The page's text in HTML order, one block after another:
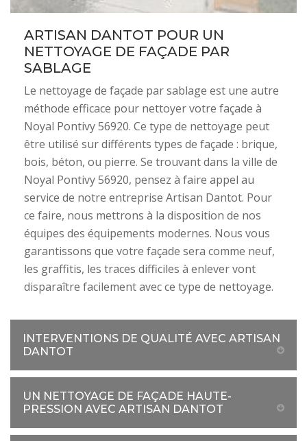
ARTISAN DANTOT POUR UN
NETTOYAGE DE FAÇADE PAR
SABLAGE
Le nettoyage de façade par sablage est une autre
méthode efficace pour nettoyer votre façade à
Noyal Pontivy 56920. Ce type de nettoyage peut
être utilisé sur différents types de façade : brique,
bois, béton, ou pierre. Se trouvant dans la ville de
Noyal Pontivy 56920, pensez à faire appel au
service de notre entreprise Artisan Dantot. Pour
ce faire, nous mettrons à la disposition de nos
équipes des équipements modernes. Nous vous
garantissons que votre façade sera comme neuf,
les graffitis, les traces difficiles à enlever vont
disparaître facilement avec ce type de nettoyage.
INTERVENTIONS DE QUALITÉ AVEC ARTISAN
DANTOT
UN NETTOYAGE DE FAÇADE HAUTE-
PRESSION AVEC ARTISAN DANTOT